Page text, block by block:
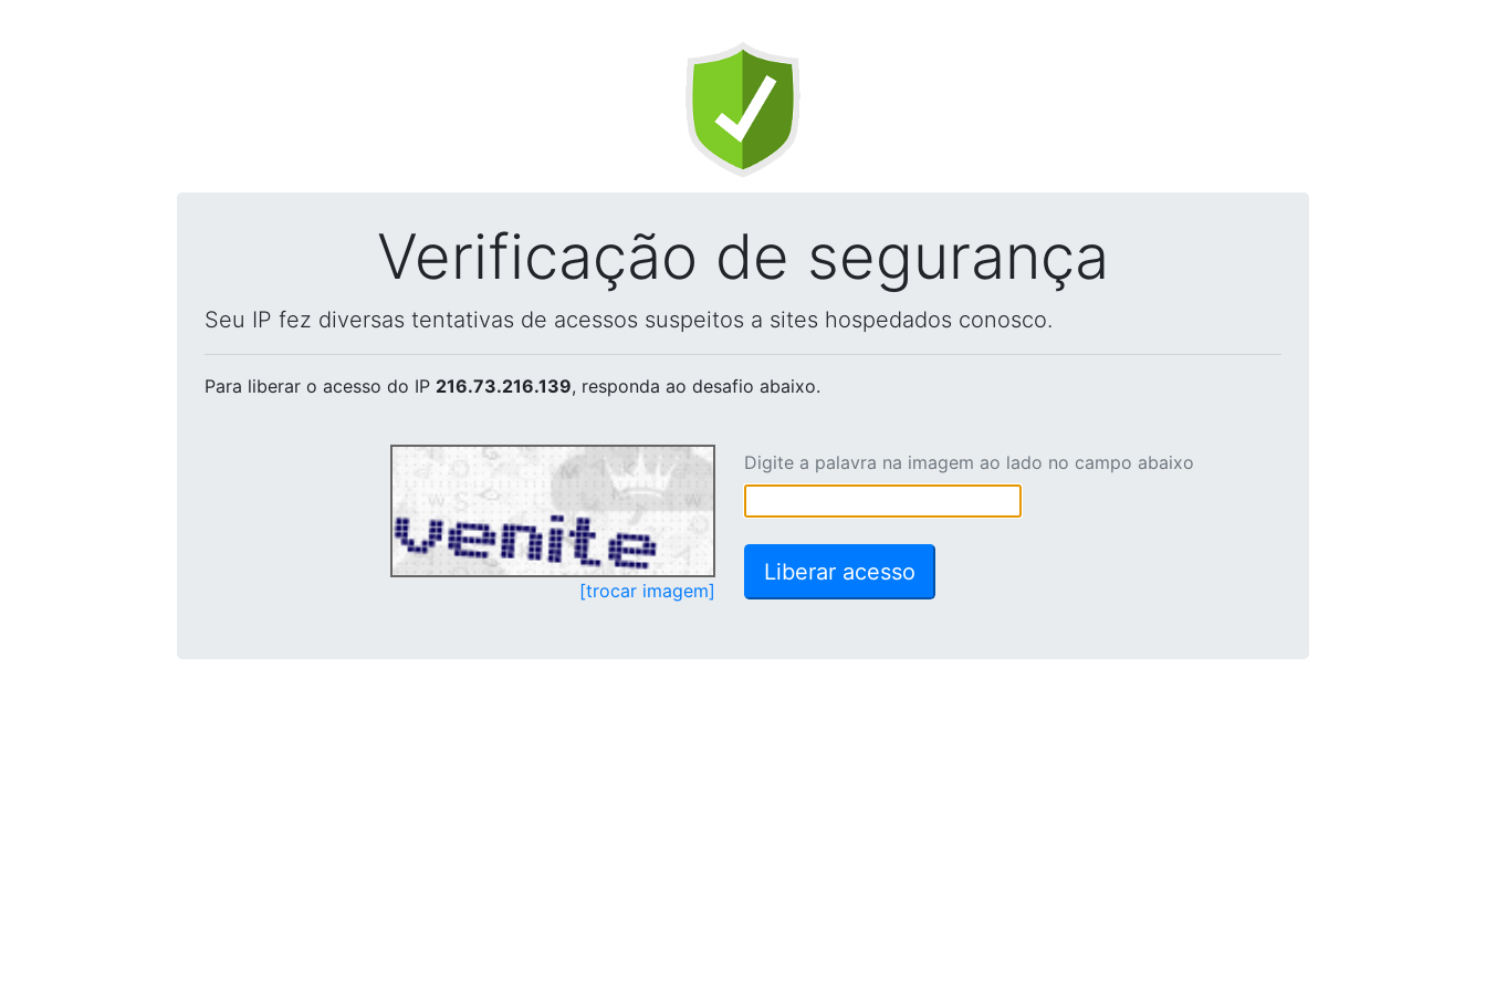
Verificação de segurança
Seu IP fez diversas tentativas de acessos suspeitos a sites hospedados conosco.
Para liberar o acesso do IP 216.73.216.139, responda ao desafio abaixo.
[trocar imagem]
Digite a palavra na imagem ao lado no campo abaixo